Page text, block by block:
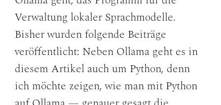
Verwaltung lokaler Sprachmodelle.
Bisher wurden folgende Beiträge
veröffentlicht: Neben Ollama geht es in
diesem Artikel auch um Python, denn
ich möchte zeigen, wie man mit Python